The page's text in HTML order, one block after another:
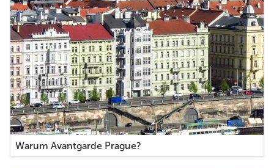
Warum Avantgarde Prague?